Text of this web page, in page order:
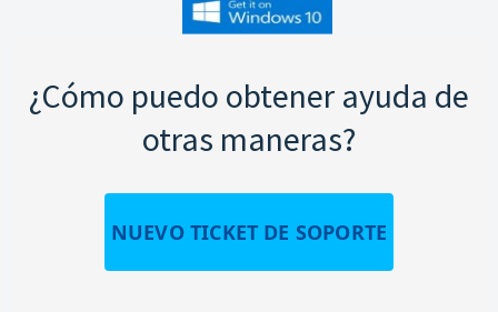
¿Cómo puedo obtener ayuda de
otras maneras?
NUEVO TICKET DE SOPORTE